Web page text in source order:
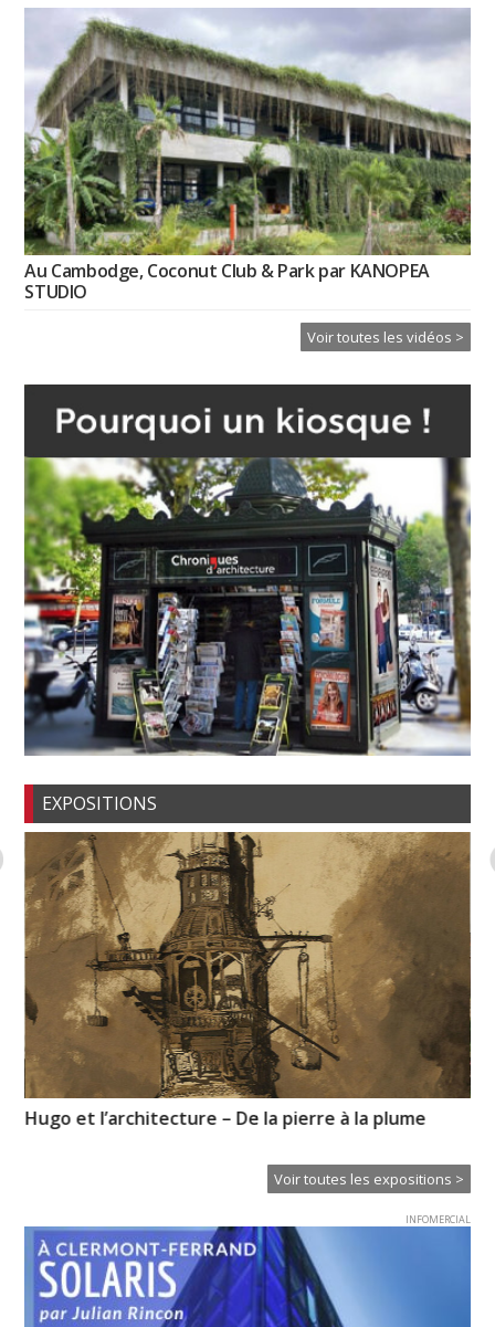
Au Cambodge, Coconut Club & Park par KANOPEA
STUDIO
Voir toutes les vidéos >
EXPOSITIONS
Hugo et l’architecture – De la pierre à la plume
Voir toutes les expositions >
INFOMERCIAL